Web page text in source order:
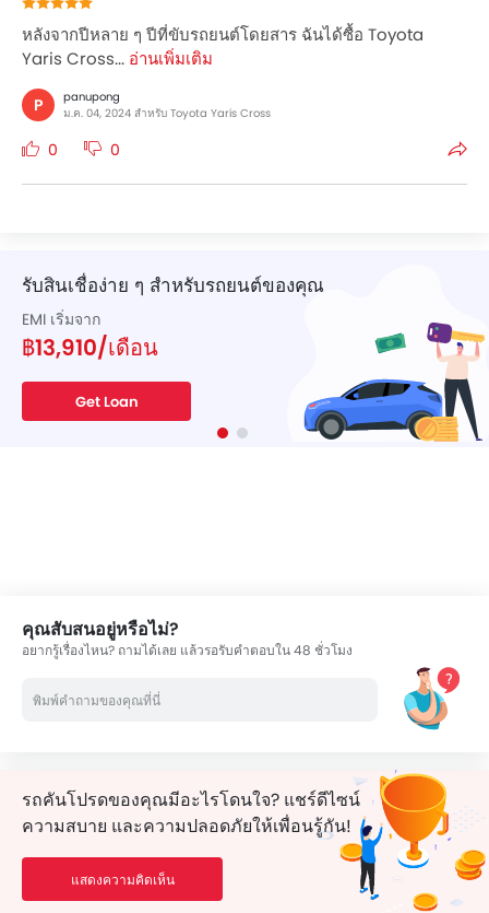
หลังจากปีหลาย ๆ ปีที่ขับรถยนต์โดยสาร ฉันได้ซื้อ Toyota
Yaris Cross... อ่านเพิ่มเติม
P
panupong
ม.ค. 04, 2024 สำหรับ Toyota Yaris Cross
0 0
รับสินเชื่อง่าย ๆ สำหรับรถยนต์ของคุณ
EMI เริ่มจาก
฿13,910/เดือน
Get Loan
คุณสับสนอยู่หรือไม่?
อยากรู้เรื่องไหน? ถามได้เลย แล้วรอรับคำตอบใน 48 ชั่วโมง
รถคันโปรดของคุณมีอะไรโดนใจ? แชร์ดีไซน์
ความสบาย และความปลอดภัยให้เพื่อนรู้กัน!
แสดงความคิดเห็น